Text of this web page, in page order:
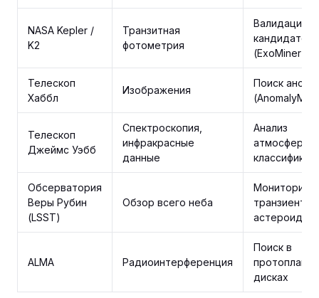
NASA Kepler /
K2
Транзитная
фотометрия
Валидация
кандидатов
(ExoMiner)
Телескоп
Хаббл
Изображения
Поиск
Телескоп
Джеймс Уэбб
Спектроскопия,
инфракрасные
данные
Анализ
атмосфер,
Обсерватория
Веры Рубин
(LSST)
Обзор всего неба
Мониторинг
астероиды
ALMA Радиоинтерференция
Поиск в
дисках